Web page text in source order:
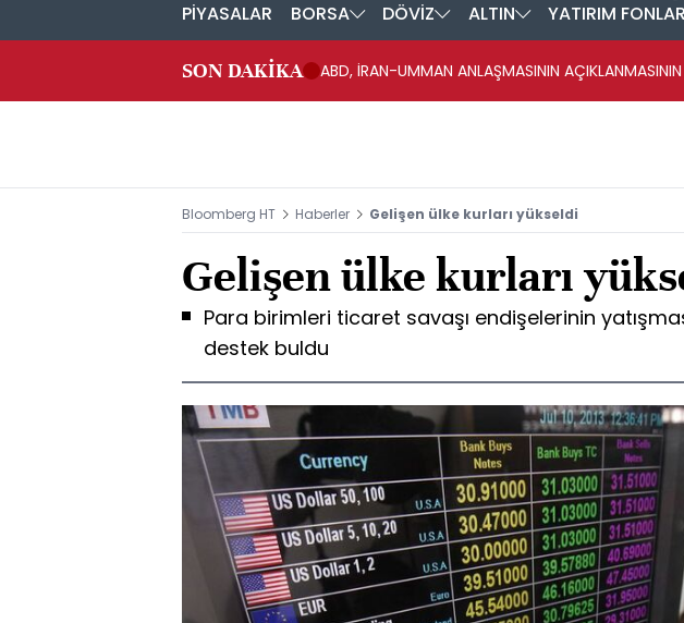
PİYASALAR BORSA DÖVİZ ALTIN YATIRIM
SON DAKİKA ABD, İRAN-UMMAN ANLAŞMASININ
Bloomberg HT Haberler Gelişen ülke kurları yükseldi
Gelişen ülke kurları
Para birimleri ticaret savaşı endişelerinin
destek buldu